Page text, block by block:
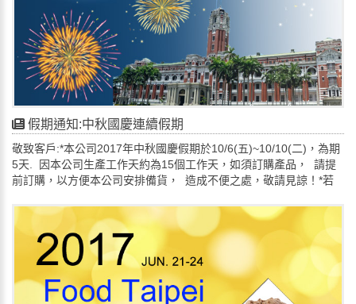
假期通知:中秋國慶連續假期
敬致客戶:*本公司2017年中秋國慶假期於10/6(五)~10/10(二)，為期
5天. 因本公司生產工作天約為15個工作天，如須訂購產品， 請提
前訂購，以方便本公司安排備貨， 造成不便之處，敬請見諒！*若